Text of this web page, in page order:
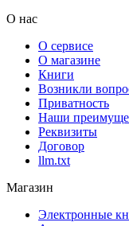
О нас
О сервисе
О магазине
Книги
Возникли
Приватность
Наши
Реквизиты
Договор
llm.txt
Магазин
Электронные